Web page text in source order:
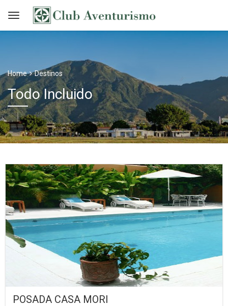
Home Destinos
Todo Incluido
POSADA CASA MORI